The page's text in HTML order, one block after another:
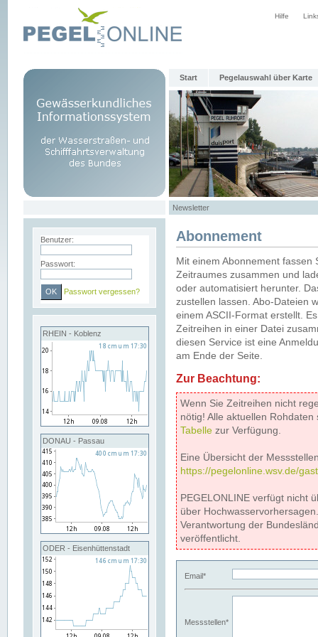
Hilfe
Start Pegelauswahl über Karte
Newsletter
Benutzer:
Passwort:
Passwort vergessen?
RHEIN - Koblenz
DONAU - Passau
ODER - Eisenhüttenstadt
Abonnement
Mit einem Abonnement
Zeitraumes zusammen und
oder automatisiert herunter.
zustellen lassen. Abo-Dateien
einem ASCII-Format erstellt.
Zeitreihen in einer Datei
diesen Service ist eine
am Ende der Seite.
Zur Beachtung:
Wenn Sie Zeitreihen nicht
nötig! Alle aktuellen
Tabelle zur Verfügung.
Eine Übersicht der
https://pegelonline.wsv.de/
PEGELONLINE verfügt nicht
über
Verantwortung der
veröffentlicht.
Email*
Messstellen*